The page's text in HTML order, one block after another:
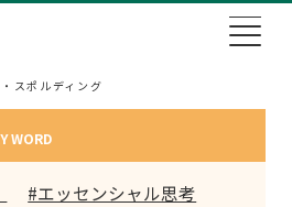
スポルディング
WORD
#エッセンシャル思考